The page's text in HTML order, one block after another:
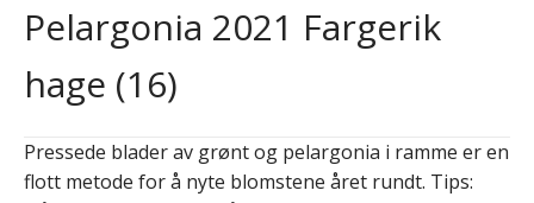
Pelargonia 2021 Fargerik
hage (16)
Pressede blader av grønt og pelargonia i ramme er en
flott metode for å nyte blomstene året rundt. Tips: